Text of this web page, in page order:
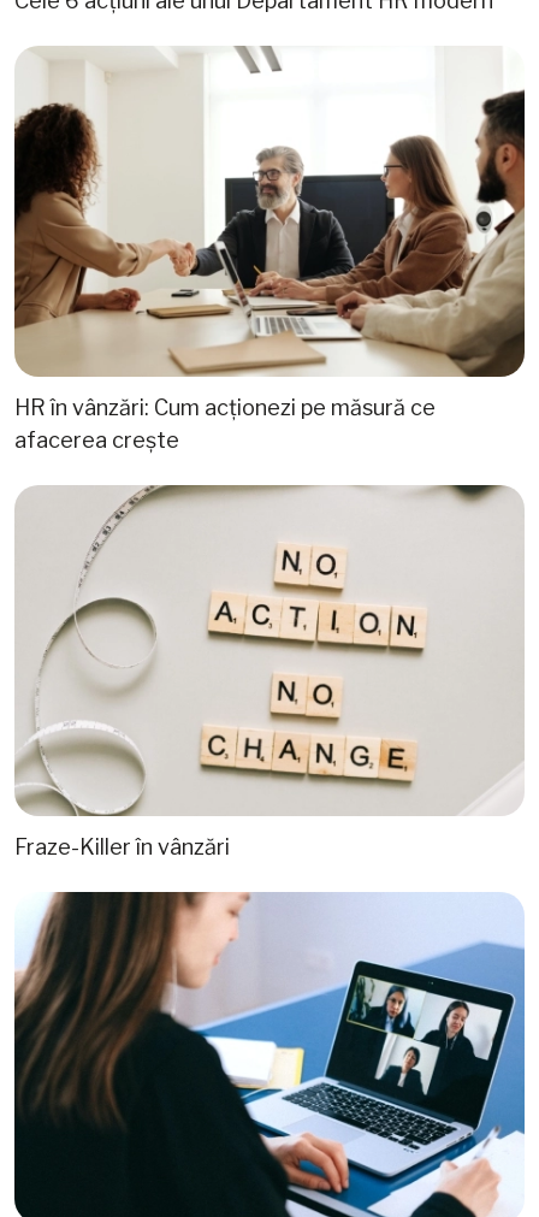
HR în vânzări: Cum acționezi pe măsură ce
afacerea crește
Fraze-Killer în vânzări